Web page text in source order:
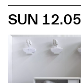
SUN 12.05